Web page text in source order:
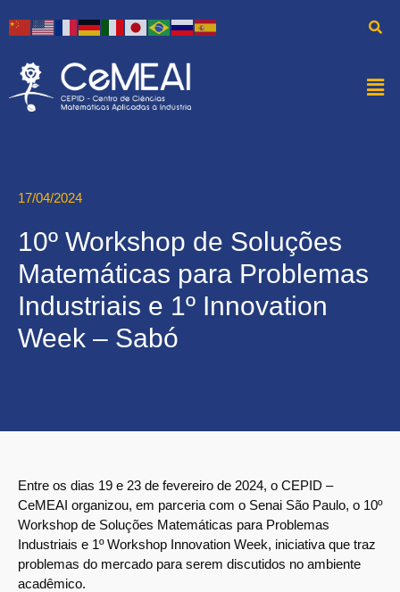
17/04/2024
10º Workshop de Soluções
Matemáticas para Problemas
Industriais e 1º Innovation
Week – Sabó
Entre os dias 19 e 23 de fevereiro de 2024, o CEPID –
CeMEAI organizou, em parceria com o Senai São Paulo, o 10º
Workshop de Soluções Matemáticas para Problemas
Industriais e 1º Workshop Innovation Week, iniciativa que traz
problemas do mercado para serem discutidos no ambiente
acadêmico.